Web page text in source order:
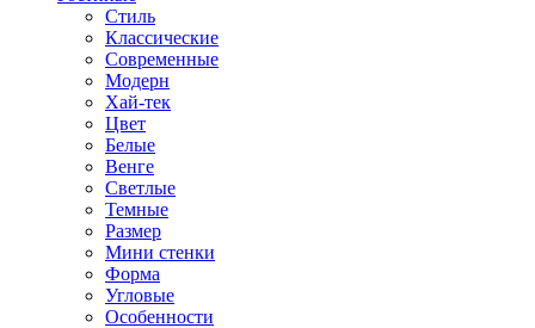
Стиль
Классические
Современные
Модерн
Хай-тек
Цвет
Белые
Венге
Светлые
Темные
Размер
Мини стенки
Форма
Угловые
Особенности